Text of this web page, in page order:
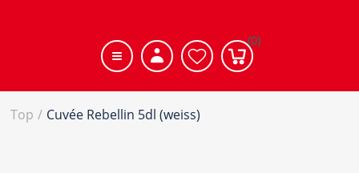
(0)
Top / Cuvée Rebellin 5dl (weiss)